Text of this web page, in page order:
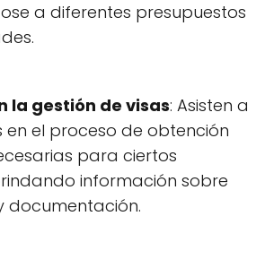
a diferentes presupuestos
la gestión de visas: Asisten a
en el proceso de obtención
para ciertos
información sobre
documentación.